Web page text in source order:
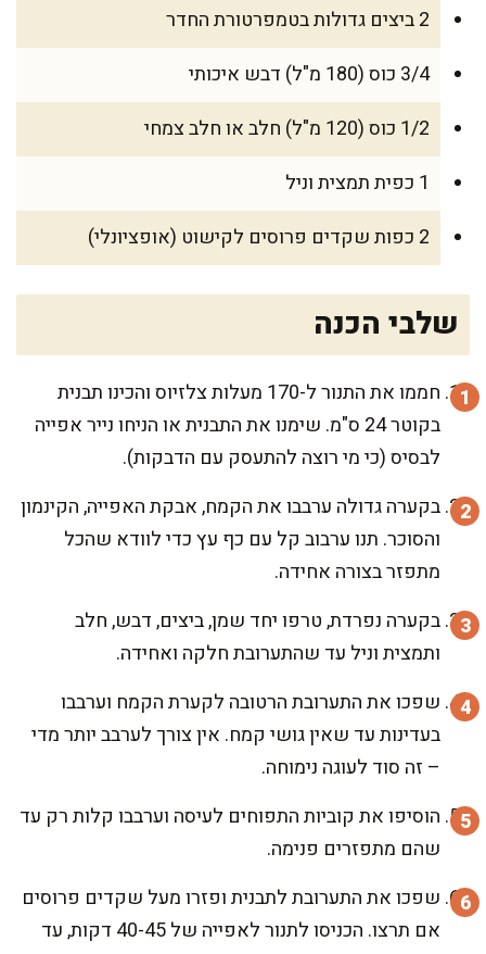
2 ביצים גדולות בטמפרטורת החדר
3/4 כוס (180 מ"ל) דבש איכותי
1/2 כוס (120 מ"ל) חלב או חלב צמחי
1 כפית תמצית וניל
2 כפות שקדים פרוסים לקישוט (אופציונלי)
שלבי הכנה
חממו את התנור ל-170 מעלות צלזיוס והכינו תבנית
בקוטר 24 ס"מ. שימנו את התבנית או הניחו נייר אפייה
לבסיס (כי מי רוצה להתעסק עם הדבקות).
בקערה גדולה ערבבו את הקמח, אבקת האפייה, הקינמון
והסוכר. תנו ערבוב קל עם כף עץ כדי לוודא שהכל
מתפזר בצורה אחידה.
בקערה נפרדת, טרפו יחד שמן, ביצים, דבש, חלב
ותמצית וניל עד שהתערובת חלקה ואחידה.
שפכו את התערובת הרטובה לקערת הקמח וערבבו
בעדינות עד שאין גושי קמח. אין צורך לערבב יותר מדי
– זה סוד לעוגה נימוחה.
הוסיפו את קוביות התפוחים לעיסה וערבבו קלות רק עד
שהם מתפזרים פנימה.
שפכו את התערובת לתבנית ופזרו מעל שקדים פרוסים
אם תרצו. הכניסו לתנור לאפייה של 40-45 דקות, עד